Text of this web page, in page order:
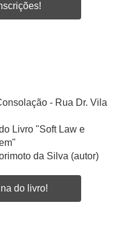
- Rua Dr. Vila
Livro "Soft Law e
da Silva (autor)
do livro!